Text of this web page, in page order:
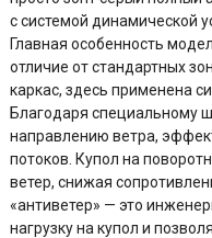
с системой динамической
Главная особенность
отличие от стандартных
каркас, здесь применена
Благодаря специальному
направлению ветра,
потоков. Купол на
ветер, снижая
«антиветер» — это
нагрузку на купол и